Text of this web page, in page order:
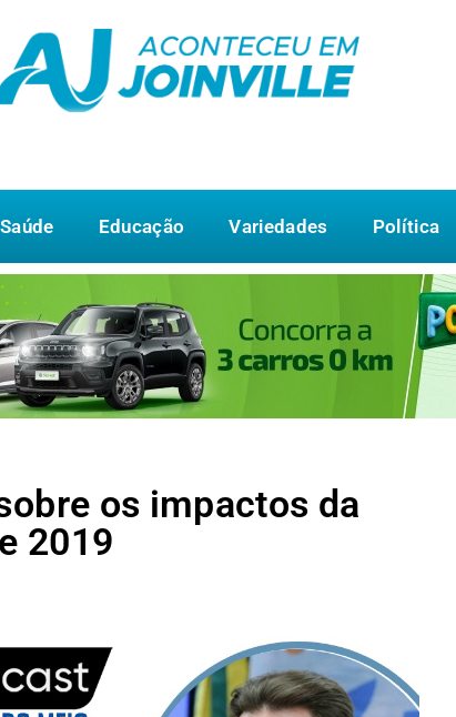
Saúde Educação Variedades Política
os impactos da
2019